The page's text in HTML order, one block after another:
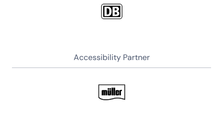
Accessibility Partner